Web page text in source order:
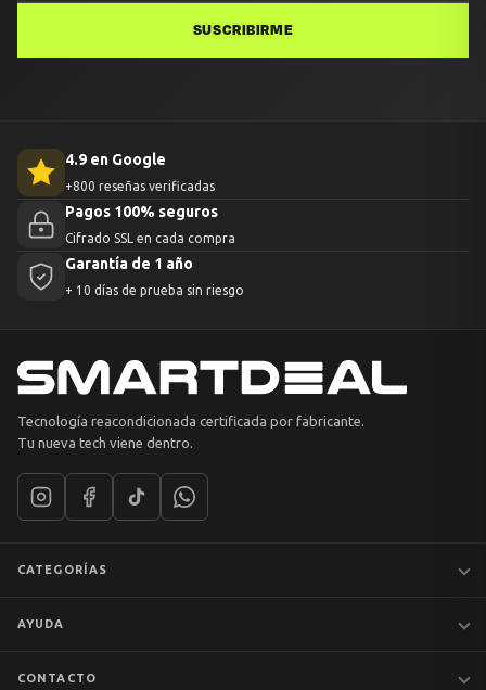
SUSCRIBIRME
4.9 en Google
+800 reseñas verificadas
Pagos 100% seguros
Cifrado SSL en cada compra
Garantía de 1 año
+ 10 días de prueba sin riesgo
Tecnología reacondicionada certificada por fabricante.
Tu nueva tech viene dentro.
CATEGORÍAS
AYUDA
CONTACTO